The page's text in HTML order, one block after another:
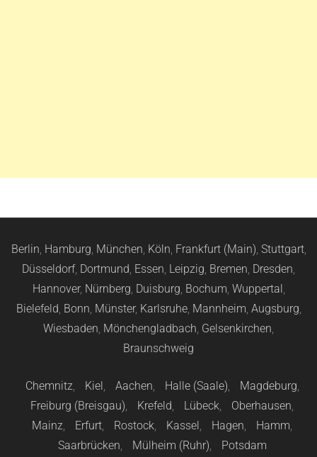
Berlin, Hamburg, München, Köln, Frankfurt (Main), Stuttgart,
Düsseldorf, Dortmund, Essen, Leipzig, Bremen, Dresden,
Hannover, Nürnberg, Duisburg, Bochum, Wuppertal,
Bielefeld, Bonn, Münster, Karlsruhe, Mannheim, Augsburg,
Wiesbaden, Mönchengladbach, Gelsenkirchen,
Braunschweig
Chemnitz, Kiel, Aachen, Halle (Saale), Magdeburg,
Freiburg (Breisgau), Krefeld, Lübeck, Oberhausen,
Mainz, Erfurt, Rostock, Kassel, Hagen, Hamm,
Saarbrücken, Mülheim (Ruhr), Potsdam